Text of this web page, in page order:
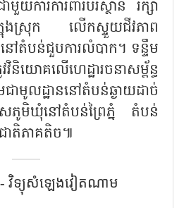
ាមួយការការពារបរិស្ថាន រក្សា
នុងស្រុក លើកស្ទួយជីវភាព
ៅតំបន់ជួបការលំបាក។ ទន្ទឹម
យោគលើហេដ្ឋារចនាសម្ព័ន្ធ
ាមូលដ្ឋាននៅតំបន់ឆ្ងាយដាច់
មិឃុំនៅតំបន់ព្រៃភ្នំ តំបន់
ាតិភាគតិច៕
- វិទ្យុសំឡេង​វៀតណាម